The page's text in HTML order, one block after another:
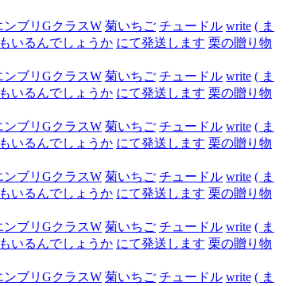
ンブリGクラスW 菊いちご チュードル write ( ま
いるんでしょうか にて発送します 栗の贈り物
ンブリGクラスW 菊いちご チュードル write ( ま
いるんでしょうか にて発送します 栗の贈り物
ンブリGクラスW 菊いちご チュードル write ( ま
いるんでしょうか にて発送します 栗の贈り物
ンブリGクラスW 菊いちご チュードル write ( ま
いるんでしょうか にて発送します 栗の贈り物
ンブリGクラスW 菊いちご チュードル write ( ま
いるんでしょうか にて発送します 栗の贈り物
ンブリGクラスW 菊いちご チュードル write ( ま